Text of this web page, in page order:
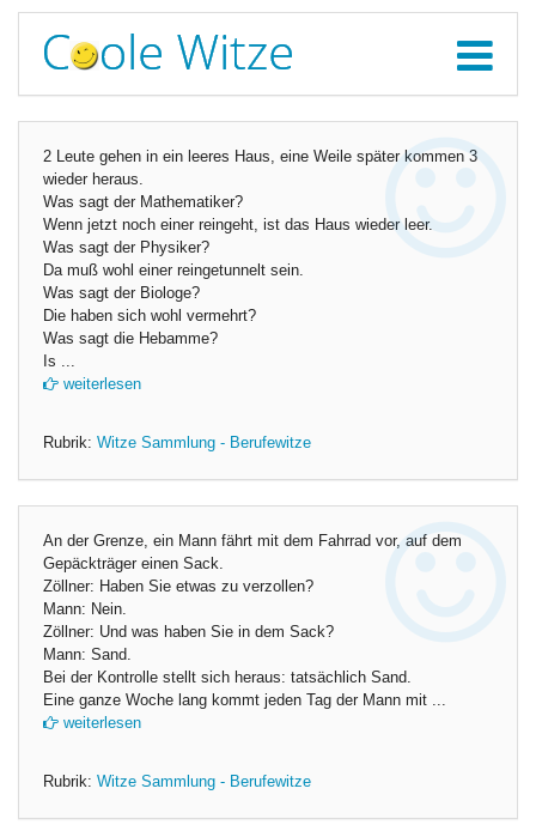
2 Leute gehen in ein leeres Haus, eine Weile später kommen 3
wieder heraus.
Was sagt der Mathematiker?
Wenn jetzt noch einer reingeht, ist das Haus wieder leer.
Was sagt der Physiker?
Da muß wohl einer reingetunnelt sein.
Was sagt der Biologe?
Die haben sich wohl vermehrt?
Was sagt die Hebamme?
Is ...
weiterlesen
Rubrik: Witze Sammlung - Berufewitze
An der Grenze, ein Mann fährt mit dem Fahrrad vor, auf dem
Gepäckträger einen Sack.
Zöllner: Haben Sie etwas zu verzollen?
Mann: Nein.
Zöllner: Und was haben Sie in dem Sack?
Mann: Sand.
Bei der Kontrolle stellt sich heraus: tatsächlich Sand.
Eine ganze Woche lang kommt jeden Tag der Mann mit ...
weiterlesen
Rubrik: Witze Sammlung - Berufewitze